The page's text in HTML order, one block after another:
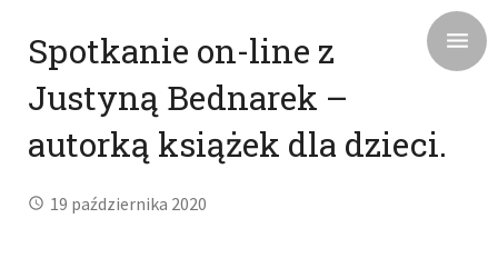
Spotkanie on-line z
Justyną Bednarek –
autorką książek dla dzieci.
19 października 2020